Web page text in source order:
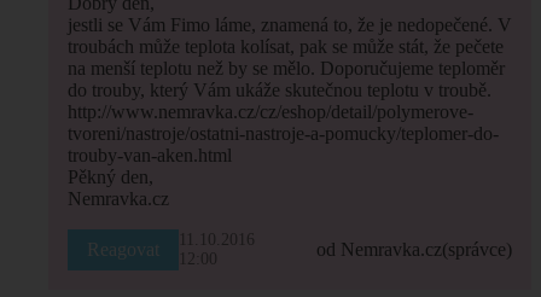
jestli se Vám Fimo láme, znamená to, že je nedopečené. V
troubách může teplota kolísat, pak se může stát, že pečete
na menší teplotu než by se mělo. Doporučujeme teploměr
do trouby, který Vám ukáže skutečnou teplotu v troubě.
http://www.nemravka.cz/cz/eshop/detail/polymerove-
tvoreni/nastroje/ostatni-nastroje-a-pomucky/teplomer-do-
trouby-van-aken.html
Pěkný den,
Nemravka.cz
Reagovat
11.10.2016
12:00
od Nemravka.cz(správce)